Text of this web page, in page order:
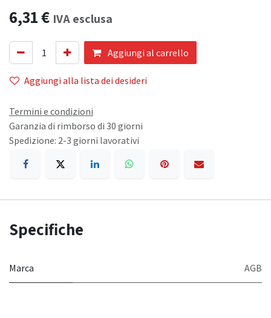
6,31€ IVA esclusa
Aggiungi al carrello
Aggiungi alla lista dei desideri
Termini e condizioni
Garanzia di rimborso di 30 giorni
Spedizione: 2-3 giorni lavorativi
Specifiche
Marca AGB